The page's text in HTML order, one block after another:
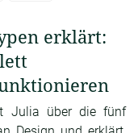
erklärt:
Julia über die fünf